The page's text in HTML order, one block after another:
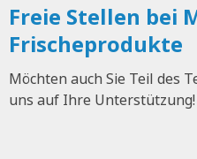
Freie Stellen bei
Frischeprodukte
Möchten auch Sie Teil des
uns auf Ihre Unterstützung!